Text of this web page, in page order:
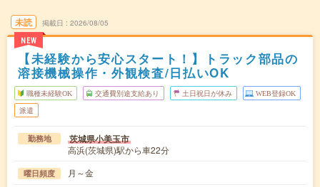
未読
NEW
掲載日 2026/08/05
【未経験から安心スタート！】トラック部品の
溶接機械操作・外観検査/日払いOK
職種未経験OK 交通費別途支給あり 土日祝日が休み WEB登録OK
派遣
勤務地 茨城県小美玉市
高浜(茨城県)駅から車22分
曜日頻度 月～金